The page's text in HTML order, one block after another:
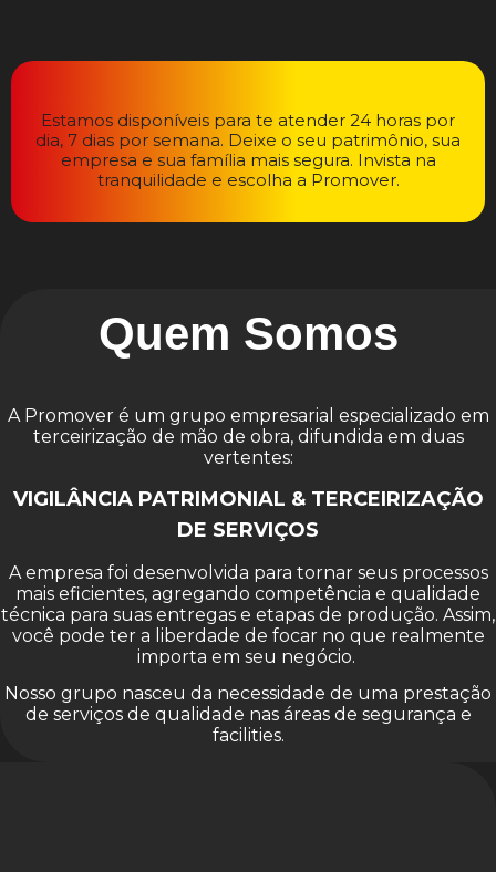
Estamos disponíveis para te atender 24 horas por
dia, 7 dias por semana. Deixe o seu patrimônio, sua
empresa e sua família mais segura. Invista na
tranquilidade e escolha a Promover.
Quem Somos
A Promover é um grupo empresarial especializado em
terceirização de mão de obra, difundida em duas
vertentes:
VIGILÂNCIA PATRIMONIAL & TERCEIRIZAÇÃO
DE SERVIÇOS
A empresa foi desenvolvida para tornar seus processos
mais eficientes, agregando competência e qualidade
técnica para suas entregas e etapas de produção. Assim,
você pode ter a liberdade de focar no que realmente
importa em seu negócio.
Nosso grupo nasceu da necessidade de uma prestação
de serviços de qualidade nas áreas de segurança e
facilities.